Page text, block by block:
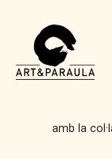
amb la